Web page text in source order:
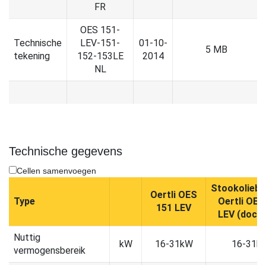
FR
Technische
tekening
OES 151-
LEV-151-
152-153LE
NL
01-10-
2014
5 MB
Technische gegevens
Cellen samenvoegen
Type
Oertli OES
151 LEV
Oertli
LEV (doc.
Nuttig
vermogensbereik
kW 16-31kW 16-